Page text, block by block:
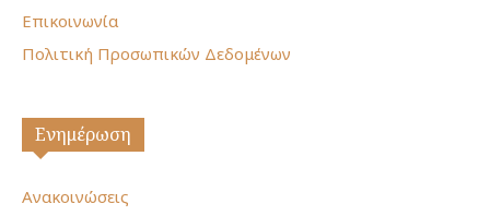
Επικοινωνία
Πολιτική Προσωπικών Δεδομένων
Ενημέρωση
Ανακοινώσεις